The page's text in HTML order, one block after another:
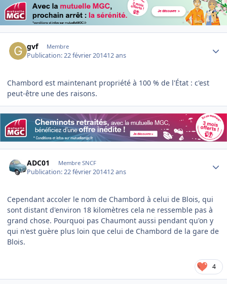
gvf Membre
Publication:22 février 201412 ans
Chambord est maintenant propriété à 100 % de l'État : c'est
peut-être une des raisons.
ADC01 Membre SNCF
Publication:22 février 201412 ans
Cependant accoler le nom de Chambord à celui de Blois, qui
sont distant d'environ 18 kilomètres cela ne ressemble pas à
grand chose. Pourquoi pas Chaumont aussi pendant qu'on y
qui n'est guère plus loin que celui de Chambord de la gare de
Blois.
4